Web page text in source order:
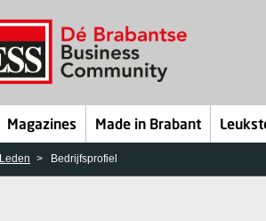
Magazines Made in Brabant
Leden Bedrijfsprofiel